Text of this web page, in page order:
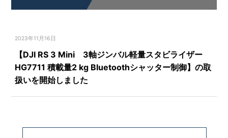
2023年11月16日
【DJI RS 3 Mini 3軸ジンバル軽量スタビライザー
HG7711 積載量2 kg Bluetoothシャッター制御】の取
扱いを開始しました